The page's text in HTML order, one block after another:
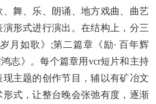
舞、乐、朗诵、地方戏曲、曲艺
形式进行演出。在结构上，分三
月如歌》;第二篇章《励· 百年辉
志》。每个篇章用vcr短片和主持
现主题的创作节目，辅以有矿冶文
式，让整台晚会张弛有度，逐渐